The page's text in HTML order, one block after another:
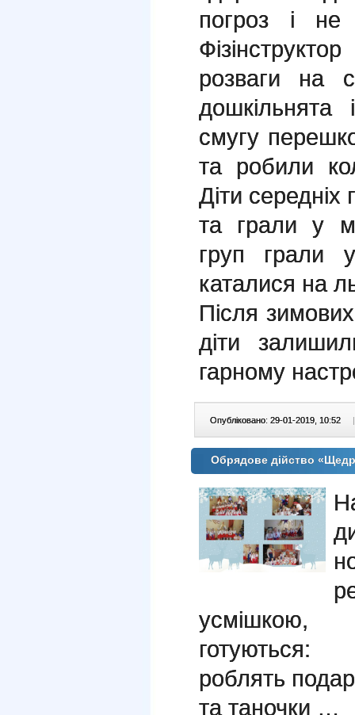
погроз і
розваги на
дошкільнята
смугу
та робили
Діти середніх
та грали у
груп грали
каталися на
Після
діти
гарному
Опубліковано: 29-01-2019, 10:52 |
Обрядове дійство
усмішкою,
готуються:
роблять
та таночки …